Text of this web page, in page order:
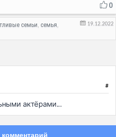
0
19.12.2022
семьи, семья,
#
актёрами...